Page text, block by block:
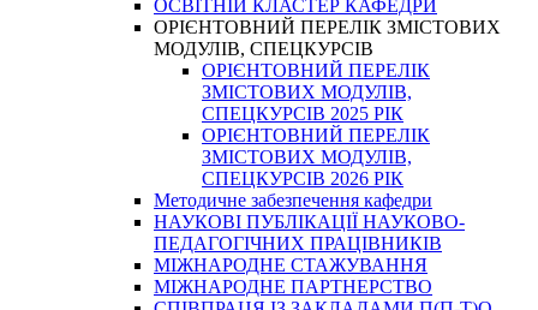
ОСВІТНІЙ КЛАСТЕР КАФЕДРИ
ОРІЄНТОВНИЙ ПЕРЕЛІК ЗМІСТОВИХ
МОДУЛІВ, СПЕЦКУРСІВ
ОРІЄНТОВНИЙ ПЕРЕЛІК
ЗМІСТОВИХ МОДУЛІВ,
СПЕЦКУРСІВ 2025 РІК
ОРІЄНТОВНИЙ ПЕРЕЛІК
ЗМІСТОВИХ МОДУЛІВ,
СПЕЦКУРСІВ 2026 РІК
Методичне забезпечення кафедри
НАУКОВІ ПУБЛІКАЦІЇ НАУКОВО-
ПЕДАГОГІЧНИХ ПРАЦІВНИКІВ
МІЖНАРОДНЕ СТАЖУВАННЯ
МІЖНАРОДНЕ ПАРТНЕРСТВО